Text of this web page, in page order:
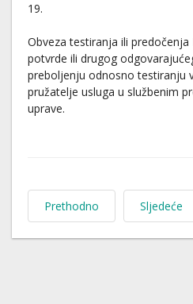
19.
Obveza testiranja ili predočenja
potvrde ili drugog
preboljenju odnosno testiranju
pružatelje usluga u službenim
uprave.
Prethodno Sljedeće